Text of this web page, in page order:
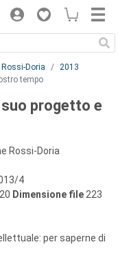
Doria
2013
tempo
progetto e
Rossi-Doria
4
Dimensione file 223
per saperne di